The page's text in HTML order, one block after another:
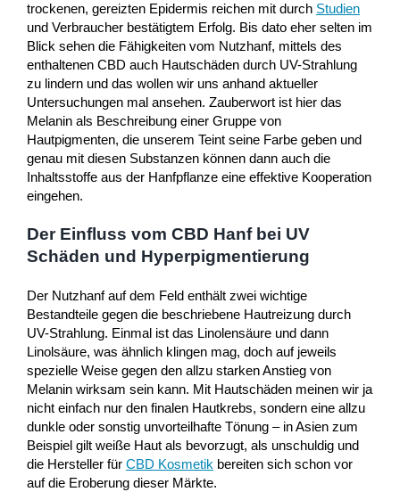
trockenen, gereizten Epidermis reichen mit durch Studien
und Verbraucher bestätigtem Erfolg. Bis dato eher selten im
Blick sehen die Fähigkeiten vom Nutzhanf, mittels des
enthaltenen CBD auch Hautschäden durch UV-Strahlung
zu lindern und das wollen wir uns anhand aktueller
Untersuchungen mal ansehen. Zauberwort ist hier das
Melanin als Beschreibung einer Gruppe von
Hautpigmenten, die unserem Teint seine Farbe geben und
genau mit diesen Substanzen können dann auch die
Inhaltsstoffe aus der Hanfpflanze eine effektive Kooperation
eingehen.
Der Einfluss vom CBD Hanf bei UV
Schäden und Hyperpigmentierung
Der Nutzhanf auf dem Feld enthält zwei wichtige
Bestandteile gegen die beschriebene Hautreizung durch
UV-Strahlung. Einmal ist das Linolensäure und dann
Linolsäure, was ähnlich klingen mag, doch auf jeweils
spezielle Weise gegen den allzu starken Anstieg von
Melanin wirksam sein kann. Mit Hautschäden meinen wir ja
nicht einfach nur den finalen Hautkrebs, sondern eine allzu
dunkle oder sonstig unvorteilhafte Tönung – in Asien zum
Beispiel gilt weiße Haut als bevorzugt, als unschuldig und
die Hersteller für CBD Kosmetik bereiten sich schon vor
auf die Eroberung dieser Märkte.